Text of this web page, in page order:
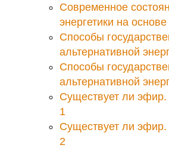
Современное
энергетики на
Способы
альтернативной
Способы
альтернативной
Существует ли
1
Существует ли
2